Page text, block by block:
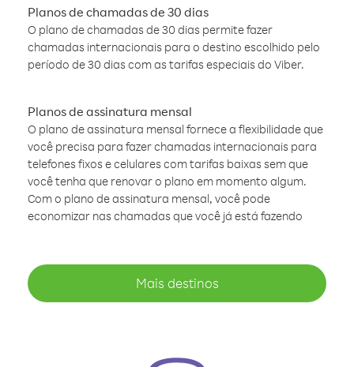
Planos de chamadas de 30 dias
O plano de chamadas de 30 dias permite fazer
chamadas internacionais para o destino escolhido pelo
período de 30 dias com as tarifas especiais do Viber.
Planos de assinatura mensal
O plano de assinatura mensal fornece a flexibilidade que
você precisa para fazer chamadas internacionais para
telefones fixos e celulares com tarifas baixas sem que
você tenha que renovar o plano em momento algum.
Com o plano de assinatura mensal, você pode
economizar nas chamadas que você já está fazendo
Mais destinos